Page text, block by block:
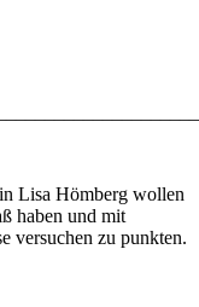
Lisa Hömberg wollen
haben und mit
versuchen zu punkten.